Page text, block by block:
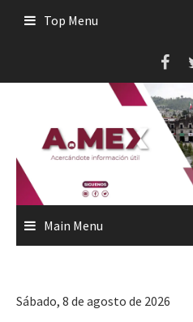
Top Menu
Main Menu
Sábado, 8 de agosto de 2026